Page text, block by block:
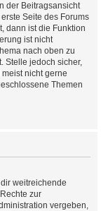
der Beitragsansicht
Seite des Forums
dann ist die Funktion
ist nicht
nach oben zu
Stelle jedoch sicher,
nicht gerne
Themen
weitreichende
zur
vergeben,